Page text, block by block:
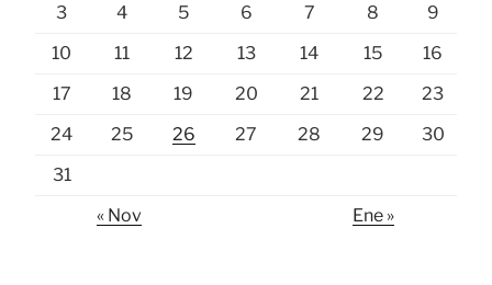
3
4 5 6 7 8
9
10
11 12 13 14 15
16
17
18 19 20 21 22
23
24
25 26 27 28 29
30
31
« Nov
Ene »